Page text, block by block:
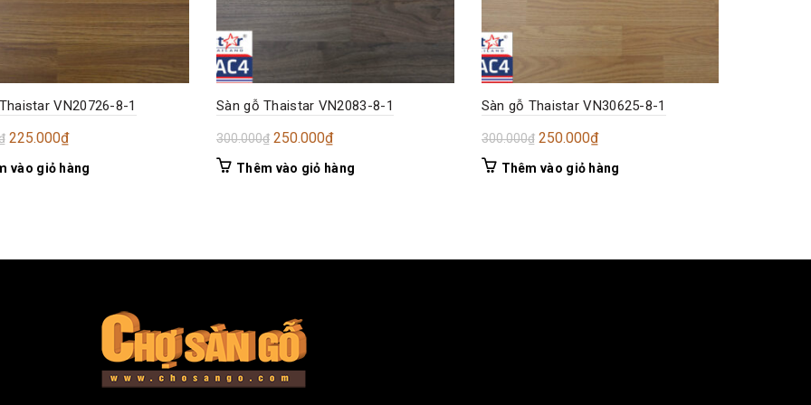
VN20726-8-1
Giá
gốc
225.000₫Giá
hiện
vào giỏ hàng
Sàn gỗ Thaistar VN2083-8-1
300.000₫ Giá
gốc
250.000₫Giá
hiện
Thêm vào giỏ hàng
Sàn gỗ Thaistar VN30625-8-1
300.000₫ Giá
gốc
250.000₫Giá
hiện
Thêm vào giỏ hàng